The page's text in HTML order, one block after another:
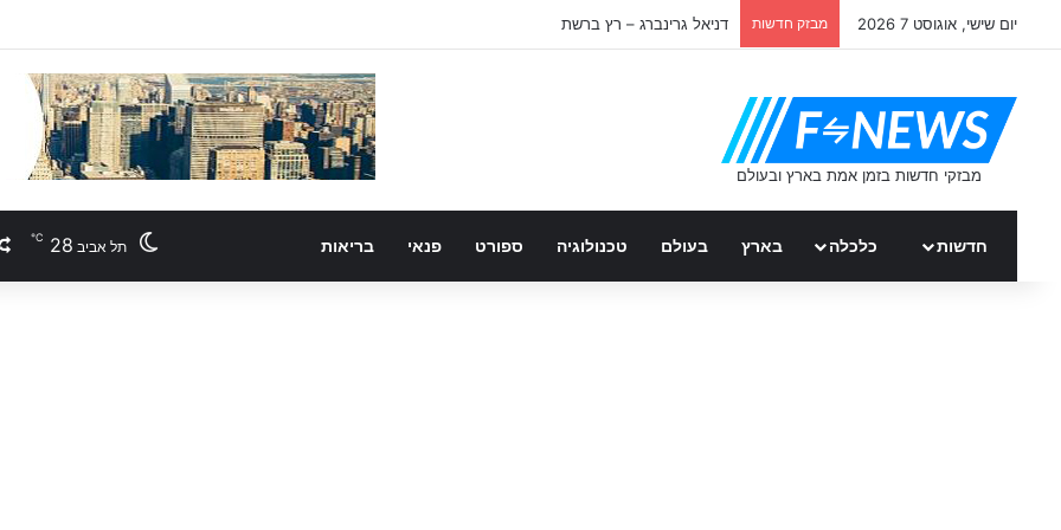
יום שישי, אוגוסט 7 2026 מבזק חדשות דניאל גרינברג – רץ ברשת
חדשות כלכלה בארץ בעולם טכנולוגיה ספורט פנאי בריאות תל אביב 28
℃